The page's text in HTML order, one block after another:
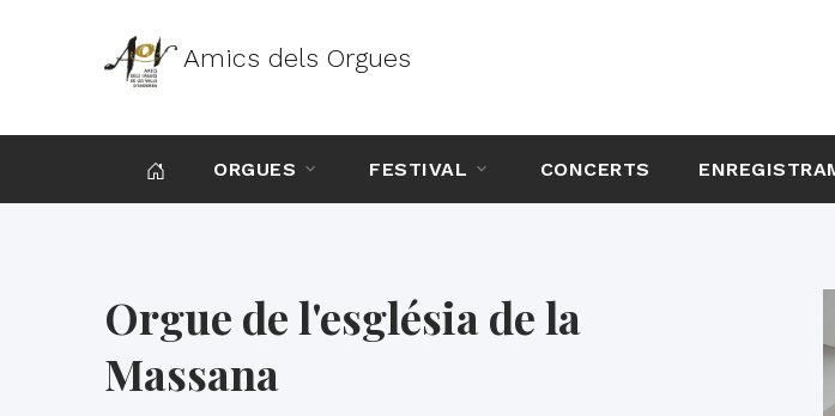
Amics dels Orgues
ORGUES FESTIVAL CONCERTS
Orgue de l'església de la
Massana